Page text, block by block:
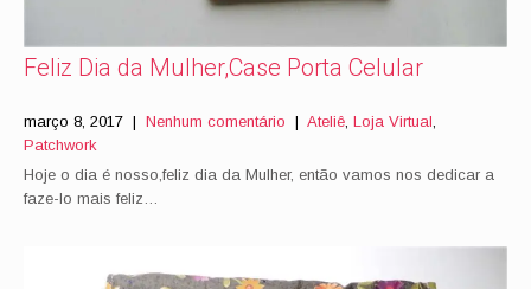
Feliz Dia da Mulher,Case Porta Celular
março 8, 2017 | Nenhum comentário | Ateliê, Loja Virtual,
Patchwork
Hoje o dia é nosso,feliz dia da Mulher, então vamos nos dedicar a
faze-lo mais feliz…